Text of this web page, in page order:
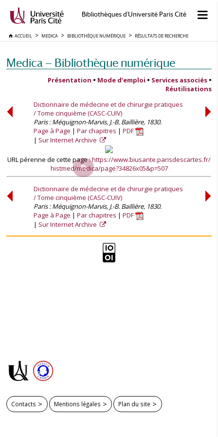
Bibliothèques d'Université Paris Cité
ACCUEIL MEDICA BIBLIOTHÈQUE NUMÉRIQUE RÉSULTATS DE RECHERCHE
Medica — Bibliothèque numérique
Présentation • Mode d’emploi • Services associés •
Réutilisations
Dictionnaire de médecine et de chirurgie pratiques
/ Tome cinquième (CASC-CUIV)
Paris : Méquignon-Marvis, J.-B. Baillière, 1830.
Page à Page
Par chapitres
PDF
Sur Internet Archive
URL pérenne de cette page :https://www.biusante.parisdescartes.fr/
histmed/medica/page?34826x05&p=507
Dictionnaire de médecine et de chirurgie pratiques
/ Tome cinquième (CASC-CUIV)
Paris : Méquignon-Marvis, J.-B. Baillière, 1830.
Page à Page
Par chapitres
PDF
Sur Internet Archive
Contacts Mentions légales Plan du site